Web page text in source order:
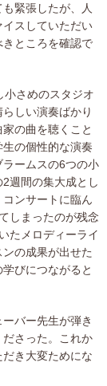
緊張したが、人
スしていただい
ところを確認で
小さめのスタジオ
しい演奏ばかり
の曲を聴くこと
の個性的な演奏
ームスの6つの小
週間の集大成とし
ンサートに臨ん
しまったのが残念
たメロディーライ
の成果が出せた
びにつながると
バー先生が弾き
さった。これか
き大変ためにな